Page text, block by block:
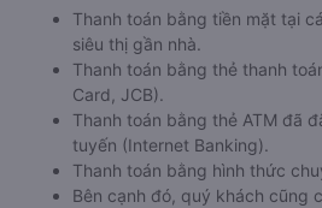
Thanh toán bằng tiền mặt tại
siêu thị gần nhà.
Thanh toán bằng thẻ thanh
Card, JCB).
Thanh toán bằng thẻ ATM đã
tuyến (Internet Banking).
Thanh toán bằng hình thức
Bên cạnh đó, quý khách cũng